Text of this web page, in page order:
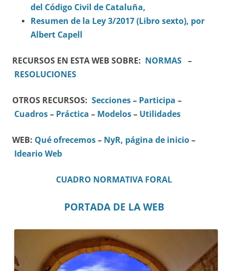
del Código Civil de Cataluña,
Resumen de la Ley 3/2017 (Libro sexto), por
Albert Capell
RECURSOS EN ESTA WEB SOBRE: NORMAS –
RESOLUCIONES
OTROS RECURSOS: Secciones– Participa –
Cuadros– Práctica – Modelos– Utilidades
WEB: Qué ofrecemos– NyR, página de inicio–
Ideario Web
CUADRO NORMATIVA FORAL
PORTADA DE LA WEB